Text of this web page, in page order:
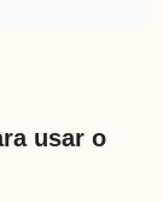
usar o